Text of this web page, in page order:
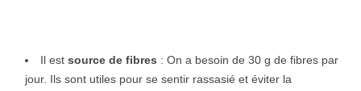
Il est source de fibres : On a besoin de 30 g de fibres par
jour. Ils sont utiles pour se sentir rassasié et éviter la